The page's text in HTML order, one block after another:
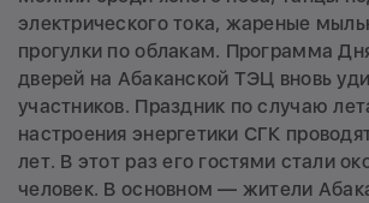
электрического тока, жареные
прогулки по облакам. Программа
дверей на Абаканской ТЭЦ вновь
участников. Праздник по случаю
настроения энергетики СГК
лет. В этот раз его гостями стали
человек. В основном — жители